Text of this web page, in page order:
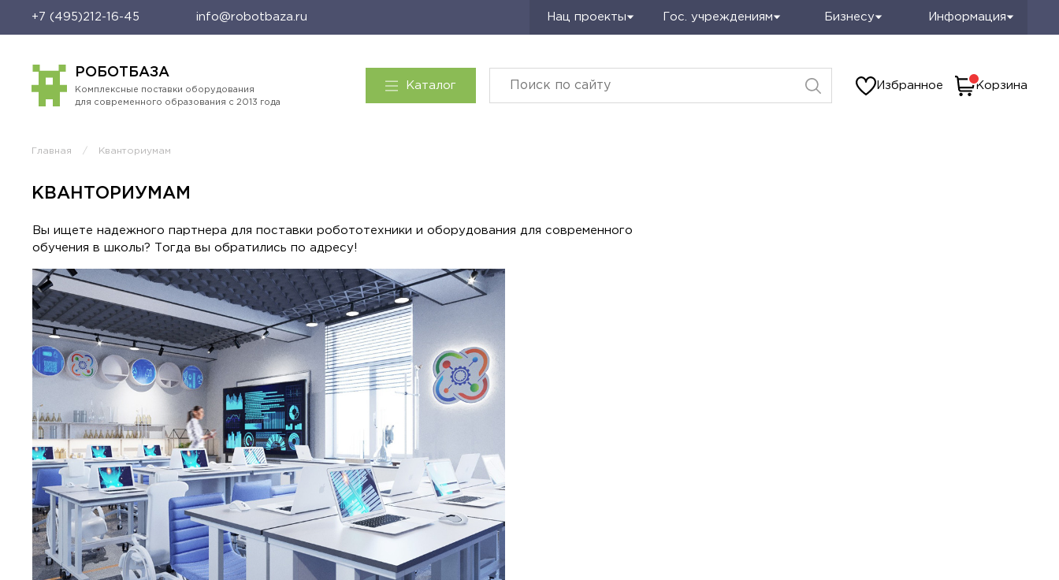
+7 (495)212-16-45 info@robotbaza.ru Нац проекты Гос. учреждениям Бизнесу Информация
РОБОТБАЗА
Комплексные поставки оборудования
для современного образования с 2013 года
Каталог Избранное Корзина
Главная Кванториумам
КВАНТОРИУМАМ
Вы ищете надежного партнера для поставки робототехники и оборудования для современного
обучения в школы? Тогда вы обратились по адресу!